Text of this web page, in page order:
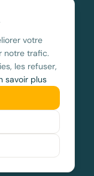
votre
notre trafic.
les refuser,
savoir plus